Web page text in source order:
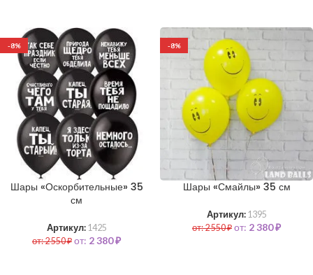
-8%
Шары «Оскорбительные» 35
см
Артикул: 1425
от:2 550₽ от: 2 380₽
-8%
Шары «Смайлы» 35 см
Артикул: 1395
от:2 550₽ от: 2 380₽